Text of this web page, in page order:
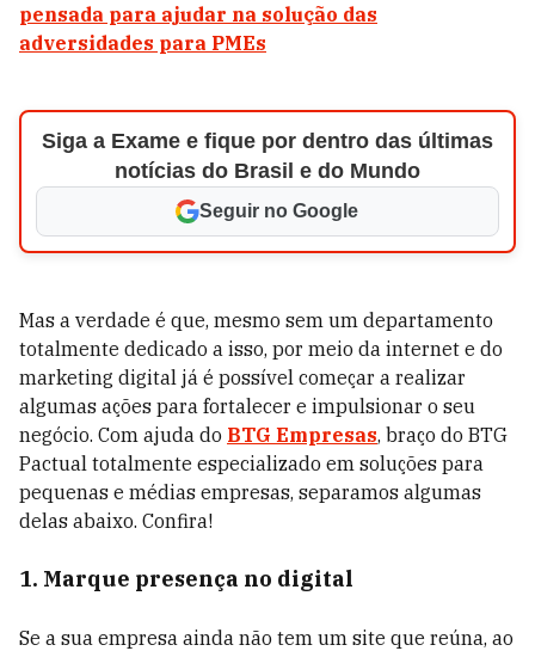
pensada para ajudar na solução das
adversidades para PMEs
Siga a Exame e fique por dentro das últimas
notícias do Brasil e do Mundo
Seguir no Google
Mas a verdade é que, mesmo sem um departamento
totalmente dedicado a isso, por meio da internet e do
marketing digital já é possível começar a realizar
algumas ações para fortalecer e impulsionar o seu
negócio. Com ajuda do BTG Empresas, braço do BTG
Pactual totalmente especializado em soluções para
pequenas e médias empresas, separamos algumas
delas abaixo. Confira!
1. Marque presença no digital
Se a sua empresa ainda não tem um site que reúna, ao